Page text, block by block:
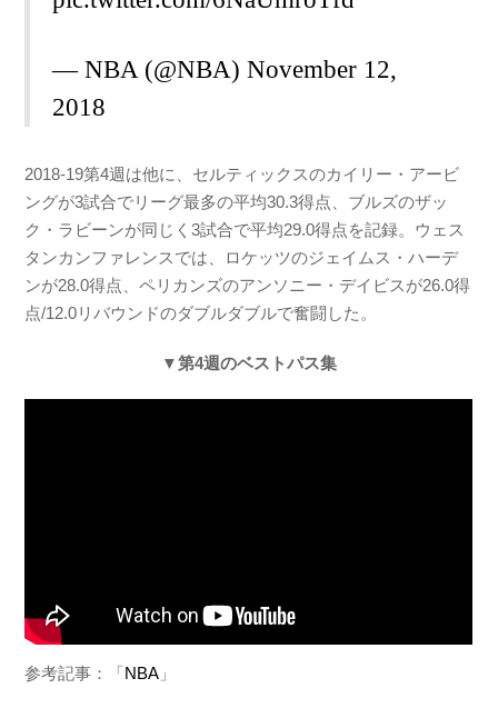
— NBA (@NBA) November 12,
2018
2018-19第4週は他に、セルティックスのカイリー・アービ
ングが3試合でリーグ最多の平均30.3得点、ブルズのザッ
ク・ラビーンが同じく3試合で平均29.0得点を記録。ウェス
タンカンファレンスでは、ロケッツのジェイムス・ハーデ
ンが28.0得点、ペリカンズのアンソニー・デイビスが26.0得
点/12.0リバウンドのダブルダブルで奮闘した。
▼第4週のベストパス集
参考記事：「NBA 」